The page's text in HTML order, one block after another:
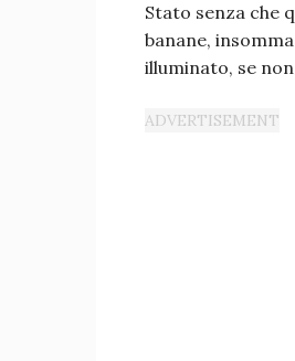
Stato senza che
banane,
illuminato, se